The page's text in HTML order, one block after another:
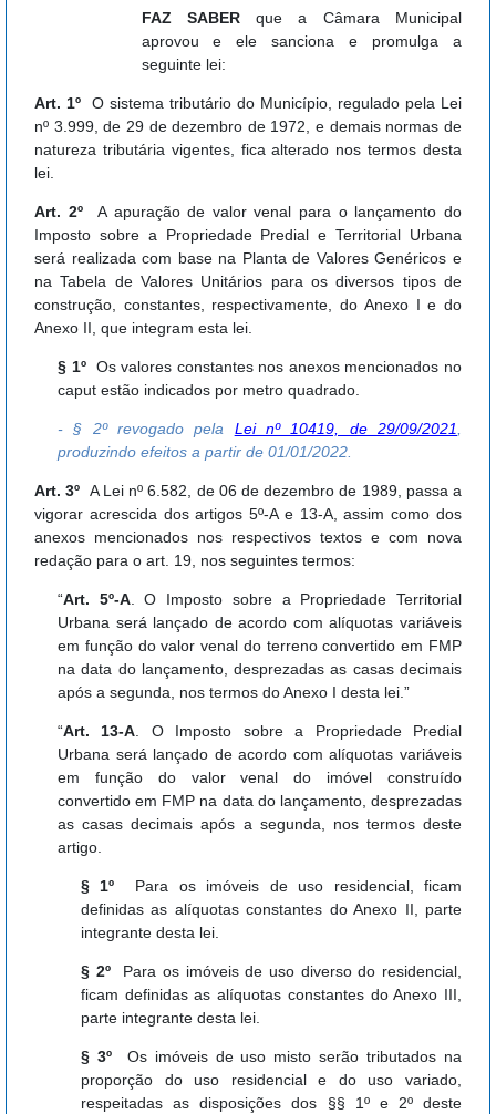
FAZ SABERque a Câmara Municipal
aprovou e ele sanciona e promulga a
seguinte lei:
Art. 1º O sistema tributário do Município, regulado pela Lei
nº 3.999, de 29 de dezembro de 1972, e demais normas de
natureza tributária vigentes, fica alterado nos termos desta
lei.
Art. 2º A apuração de valor venal para o lançamento do
Imposto sobre a Propriedade Predial e Territorial Urbana
será realizada com base na Planta de Valores Genéricos e
na Tabela de Valores Unitários para os diversos tipos de
construção, constantes, respectivamente, do Anexo I e do
Anexo II, que integram esta lei.
§ 1º Os valores constantes nos anexos mencionados no
caput estão indicados por metro quadrado.
- § 2º revogado pela Lei nº 10419, de 29/09/2021
produzindo efeitos a partir de 01/01/2022.
Art. 3º A Lei nº 6.582, de 06 de dezembro de 1989, passa a
vigorar acrescida dos artigos 5º-A e 13-A, assim como dos
anexos mencionados nos respectivos textos e com nova
redação para o art. 19, nos seguintes termos:
“Art. 5º-A. O Imposto sobre a Propriedade Territorial
Urbana será lançado de acordo com alíquotas variáveis
em função do valor venal do terreno convertido em FMP
na data do lançamento, desprezadas as casas decimais
após a segunda, nos termos do Anexo I desta lei.”
“Art. 13-A . O Imposto sobre a Propriedade Predial
Urbana será lançado de acordo com alíquotas variáveis
em função do valor venal do imóvel construído
convertido em FMP na data do lançamento, desprezadas
as casas decimais após a segunda, nos termos deste
artigo.
§ 1º Para os imóveis de uso residencial, ficam
definidas as alíquotas constantes do Anexo II, parte
integrante desta lei.
§ 2º Para os imóveis de uso diverso do residencial,
ficam definidas as alíquotas constantes do Anexo III,
parte integrante desta lei.
§ 3º Os imóveis de uso misto serão tributados na
proporção do uso residencial e do uso variado,
respeitadas as disposições dos §§ 1º e 2º deste